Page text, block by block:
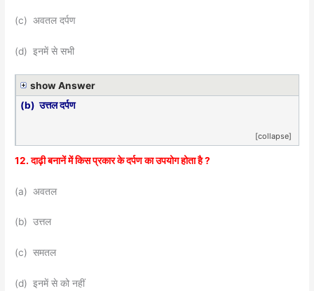
(c) अवतल दर्पण
(d) इनमें से सभी
show Answer
(b) उत्तल दर्पण
[collapse]
12. दाढ़ी बनानें में किस प्रकार के दर्पण का उपयोग होता है ?
(a) अवतल
(b) उत्तल
(c) समतल
(d) इनमें से को नहीं